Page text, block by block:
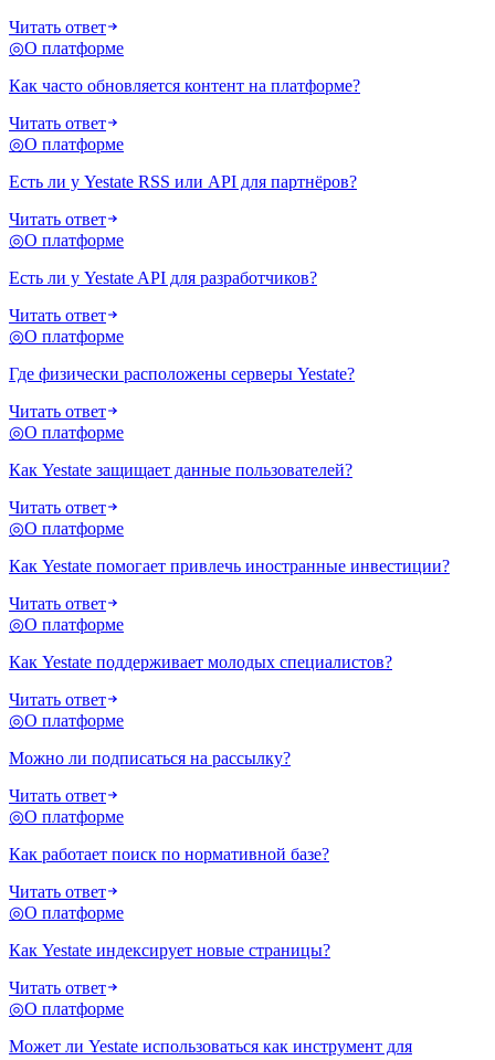
Читать ответ
◎О платформе
Как часто обновляется контент на платформе?
Читать ответ
◎О платформе
Есть ли у Yestate RSS или API для партнёров?
Читать ответ
◎О платформе
Есть ли у Yestate API для разработчиков?
Читать ответ
◎О платформе
Где физически расположены серверы Yestate?
Читать ответ
◎О платформе
Как Yestate защищает данные пользователей?
Читать ответ
◎О платформе
Как Yestate помогает привлечь иностранные инвестиции?
Читать ответ
◎О платформе
Как Yestate поддерживает молодых специалистов?
Читать ответ
◎О платформе
Можно ли подписаться на рассылку?
Читать ответ
◎О платформе
Как работает поиск по нормативной базе?
Читать ответ
◎О платформе
Как Yestate индексирует новые страницы?
Читать ответ
◎О платформе
Может ли Yestate использоваться как инструмент для